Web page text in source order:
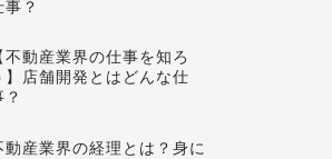
事？
不動産業界の仕事を知ろ
】店舗開発とはどんな仕
？
動産業界の経理とは？身に